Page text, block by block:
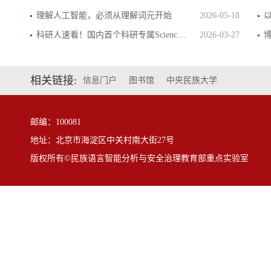
理解人工智能，必须从理解词元开始 2026-05-18
科研人速看！国内首个科研专属ScienceCl... 2026-03-27
相关链接: 信息门户 图书馆 中央民族大学
邮编：100081
地址：北京市海淀区中关村南大街27号
版权所有©民族语言智能分析与安全治理教育部重点实验室